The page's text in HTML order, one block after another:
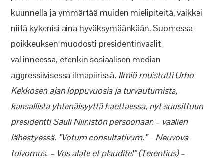
kuunnella ja ymmärtää muiden mielipiteitä, vaikkei
niitä kykenisi aina hyväksymäänkään. Suomessa
poikkeuksen muodosti presidentinvaalit
vallinneessa, etenkin sosiaalisen median
aggressiivisessa ilmapiirissä. Ilmiö muistutti Urho
Kekkosen ajan loppuvuosia ja turvautumista,
kansallista yhtenäisyyttä haettaessa, nyt suosittuun
presidentti Sauli Niinistön persoonaan – vaalien
lähestyessä. ”Votum consultativum.” – Neuvova
toivomus. – Vos alate et plaudite!” (Terentius) –